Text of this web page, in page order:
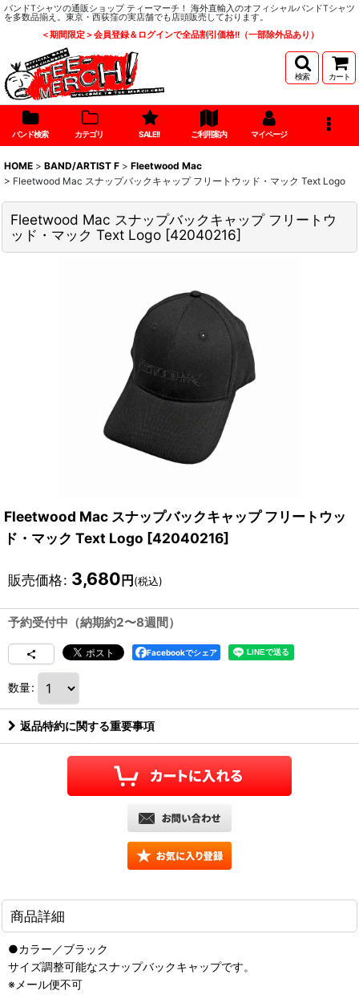
バンドTシャツの通販ショップ ティーマーチ！ 海外直輸入のオフィシャルバンドTシャツ
を多数品揃え。東京・西荻窪の実店舗でも店頭販売しております。
＜期間限定＞会員登録＆ログインで全品割引価格!!（一部除外品あり）
検索 カート
バンド検索 カテゴリ SALE!! ご利用案内 マイページ
HOME > BAND/ARTIST F > Fleetwood Mac
> Fleetwood Mac スナップバックキャップ フリートウッド・マック Text Logo
Fleetwood Mac スナップバックキャップ フリートウ
ッド・マック Text Logo [42040216]
Fleetwood Mac スナップバックキャップ フリートウッ
ド・マック Text Logo [42040216]
販売価格: 3,680 円 (税込)
予約受付中（納期約2〜8週間）
Facebookでシェア
数量:
返品特約に関する重要事項
商品詳細
●カラー／ブラック
サイズ調整可能なスナップバックキャップです。
※メール便不可